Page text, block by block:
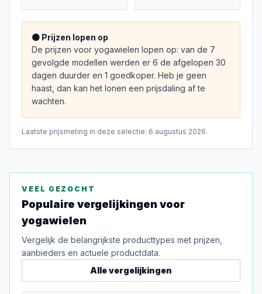
🟠 Prijzen lopen op
De prijzen voor yogawielen lopen op: van de 7
gevolgde modellen werden er 6 de afgelopen 30
dagen duurder en 1 goedkoper. Heb je geen
haast, dan kan het lonen een prijsdaling af te
wachten.
Laatste prijsmeting in deze selectie: 6 augustus 2026.
VEEL GEZOCHT
Populaire vergelijkingen voor
yogawielen
Vergelijk de belangrijkste producttypes met prijzen,
aanbieders en actuele productdata.
Alle vergelijkingen